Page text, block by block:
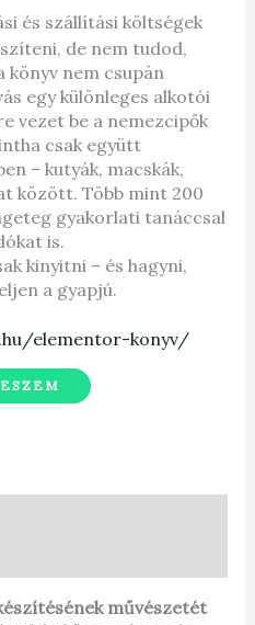
és szállítási költségek
de nem tudod,
könyv nem csupán
egy különleges alkotói
vezet be a nemezcipők
csak együtt
– kutyák, macskák,
között. Több mint 200
gyakorlati tanáccsal
is.
kinyitni – és hagyni,
a gyapjú.
elementor-konyv/
művészetét